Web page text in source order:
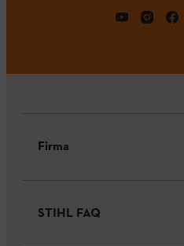
Firma
STIHL FAQ